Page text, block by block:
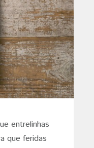
entrelinhas
que feridas